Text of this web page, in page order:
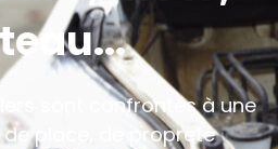
sont confrontés à une
place, de propreté